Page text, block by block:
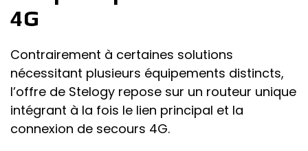
4G
Contrairement à certaines solutions
nécessitant plusieurs équipements distincts,
l’offre de Stelogy repose sur un routeur unique
intégrant à la fois le lien principal et la
connexion de secours 4G.